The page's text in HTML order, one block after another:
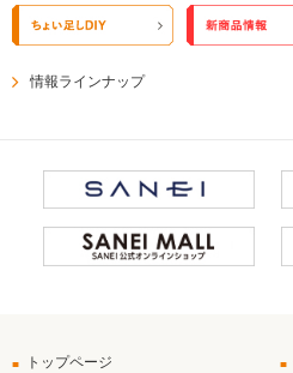
情報ラインナップ
トップページ